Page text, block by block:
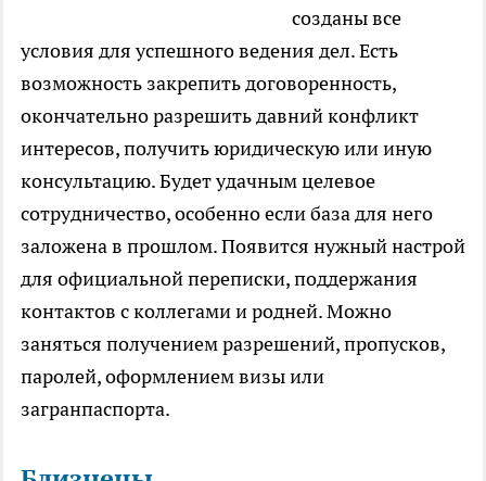
созданы все
условия для успешного ведения дел. Есть
возможность закрепить договоренность,
окончательно разрешить давний конфликт
интересов, получить юридическую или иную
консультацию. Будет удачным целевое
сотрудничество, особенно если база для него
заложена в прошлом. Появится нужный настрой
для официальной переписки, поддержания
контактов с коллегами и родней. Можно
заняться получением разрешений, пропусков,
паролей, оформлением визы или
загранпаспорта.